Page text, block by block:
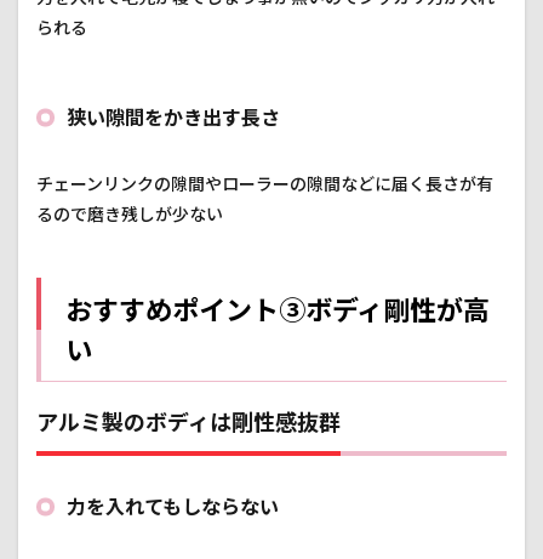
られる
狭い隙間をかき出す長さ
チェーンリンクの隙間やローラーの隙間などに届く長さが有
るので磨き残しが少ない
おすすめポイント③ボディ剛性が高
い
アルミ製のボディは剛性感抜群
力を入れてもしならない